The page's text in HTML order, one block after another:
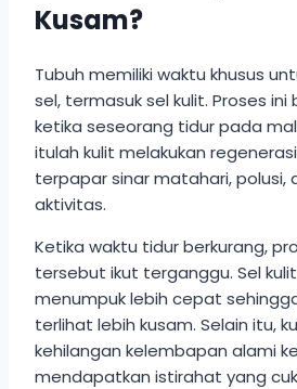
Kusam?
Tubuh memiliki waktu khusus
sel, termasuk sel kulit. Proses ini
ketika seseorang tidur pada
itulah kulit melakukan
terpapar sinar matahari, polusi,
aktivitas.
Ketika waktu tidur berkurang,
tersebut ikut terganggu. Sel
menumpuk lebih cepat
terlihat lebih kusam. Selain itu,
kehilangan kelembapan alami
mendapatkan istirahat yang